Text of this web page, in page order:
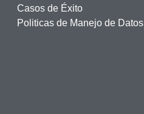
Casos de Éxito
Politicas de Manejo de Datos